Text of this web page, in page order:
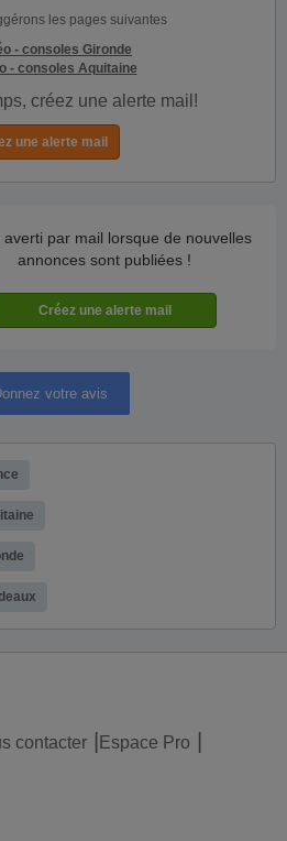
les pages suivantes
- consoles Gironde
- consoles Aquitaine
créez une alerte mail!
averti par mail lorsque de nouvelles
annonces sont publiées !
votre avis
contacter
Espace Pro